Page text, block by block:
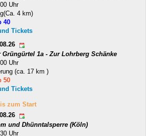
Uhr
4 km)
40
Tickets
Grüngürtel 1a - Zur Lohrberg Schänke
Uhr
(ca. 17 km )
50
Tickets
zum Start
und Dhünntalsperre (Köln)
Uhr